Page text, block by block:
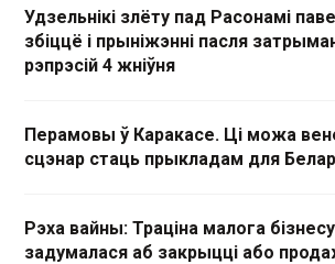
Удзельнікі злёту пад Расонамі
збіццё і прыніжэнні пасля
рэпрэсій 4 жніўня
Перамовы ў Каракасе. Ці можа
сцэнар стаць прыкладам для
Рэха вайны: Траціна малога бізнесу
задумалася аб закрыцці або